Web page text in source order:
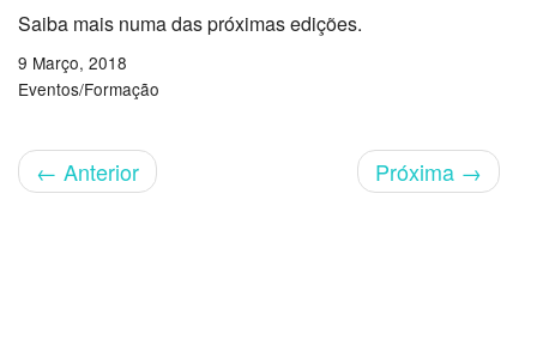
Saiba mais numa das próximas edições.
9 Março, 2018
Eventos/Formação
← Anterior Próxima →